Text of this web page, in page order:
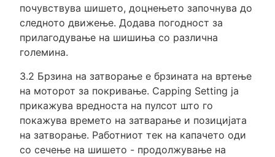
почувствува шишето, доцнењето започнува до
следното движење. Додава погодност за
прилагодување на шишиња со различна
големина.
3.2 Брзина на затворање е брзината на вртење
на моторот за покривање. Capping Setting ја
прикажува вредноста на пулсот што го
покажува времето на затварање и позицијата
на затворање. Работниот тек на капачето оди
со сечење на шишето - продолжување на